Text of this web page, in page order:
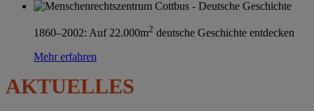
1860–2002: Auf 22.000m2 deutsche Geschichte entdecken
Mehr erfahren
AKTUELLES